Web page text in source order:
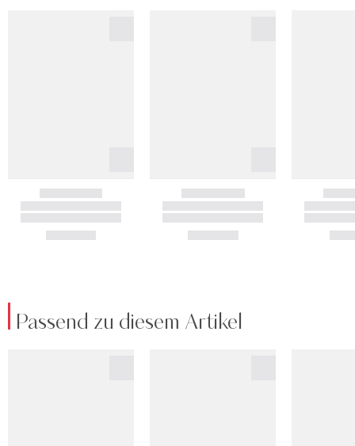
Passend zu diesem Artikel